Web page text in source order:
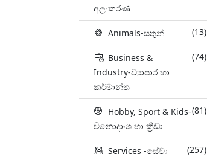
අලංකරණ
Animals-සතුන් (13)
Business &
Industry-ව්‍යාපාර හා
කර්මාන්ත
(74)
Hobby, Sport & Kids-
විනෝදාංශ හා ක්‍රීඩා
(81)
Services -සේවා (257)